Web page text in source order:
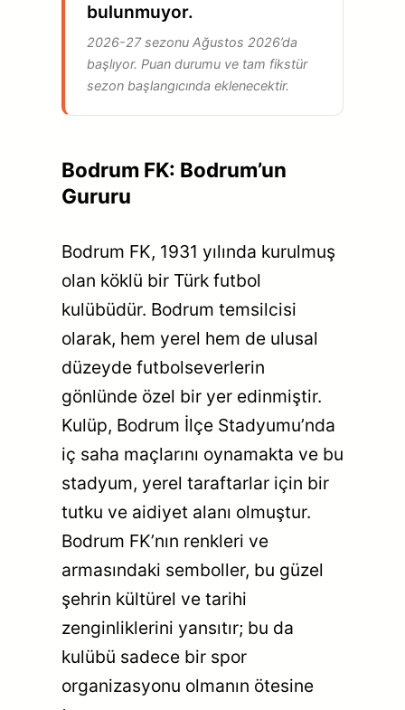
bulunmuyor.
2026-27 sezonu Ağustos 2026’da
başlıyor. Puan durumu ve tam fikstür
sezon başlangıcında eklenecektir.
Bodrum FK: Bodrum’un
Gururu
Bodrum FK, 1931 yılında kurulmuş
olan köklü bir Türk futbol
kulübüdür. Bodrum temsilcisi
olarak, hem yerel hem de ulusal
düzeyde futbolseverlerin
gönlünde özel bir yer edinmiştir.
Kulüp, Bodrum İlçe Stadyumu’nda
iç saha maçlarını oynamakta ve bu
stadyum, yerel taraftarlar için bir
tutku ve aidiyet alanı olmuştur.
Bodrum FK’nın renkleri ve
armasındaki semboller, bu güzel
şehrin kültürel ve tarihi
zenginliklerini yansıtır; bu da
kulübü sadece bir spor
organizasyonu olmanın ötesine